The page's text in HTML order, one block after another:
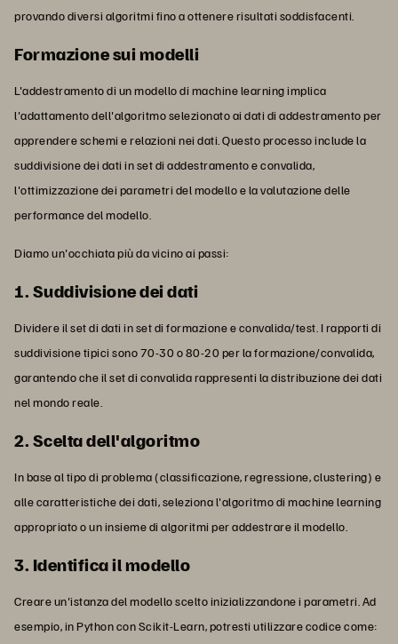
provando diversi algoritmi fino a ottenere risultati soddisfacenti.
Formazione sui modelli
L'addestramento di un modello di machine learning implica
l'adattamento dell'algoritmo selezionato ai dati di addestramento per
apprendere schemi e relazioni nei dati. Questo processo include la
suddivisione dei dati in set di addestramento e convalida,
l'ottimizzazione dei parametri del modello e la valutazione delle
performance del modello.
Diamo un'occhiata più da vicino ai passi:
1. Suddivisione dei dati
Dividere il set di dati in set di formazione e convalida/test. I rapporti di
suddivisione tipici sono 70-30 o 80-20 per la formazione/convalida,
garantendo che il set di convalida rappresenti la distribuzione dei dati
nel mondo reale.
2. Scelta dell'algoritmo
In base al tipo di problema (classificazione, regressione, clustering) e
alle caratteristiche dei dati, seleziona l'algoritmo di machine learning
appropriato o un insieme di algoritmi per addestrare il modello.
3. Identifica il modello
Creare un'istanza del modello scelto inizializzandone i parametri. Ad
esempio, in Python con Scikit-Learn, potresti utilizzare codice come: